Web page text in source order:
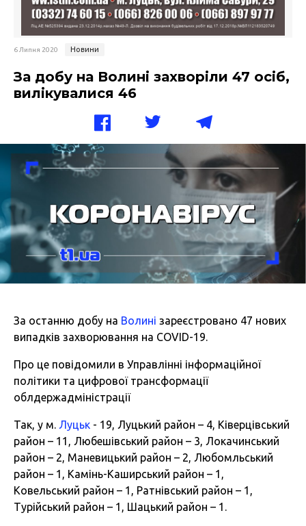
6 Липня 2020 Новини
За добу на Волині захворіли 47 осіб,
вилікувалися 46
За останню добу на Волині зареєстровано 47 нових
випадків захворювання на COVID-19.
Про це повідомили в Управлінні інформаційної
політики та цифрової трансформації
облдержадміністрації
Так, у м. Луцьк - 19, Луцький район – 4, Ківерцівський
район – 11, Любешівський район – 3, Локачинський
район – 2, Маневицький район – 2, Любомльський
район – 1, Камінь-Каширський район – 1,
Ковельський район – 1, Ратнівський район – 1,
Турійський район – 1, Шацький район – 1.